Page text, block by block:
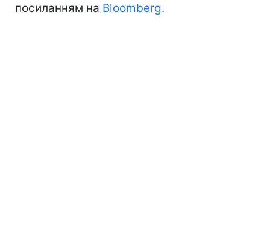
посиланням на Bloomberg.